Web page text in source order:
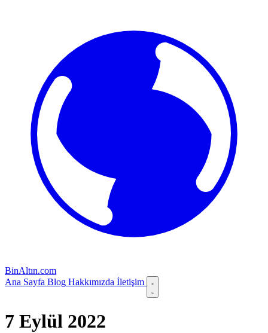
BinAltın.com
Ana Sayfa Blog Hakkımızda İletişim
7 Eylül 2022